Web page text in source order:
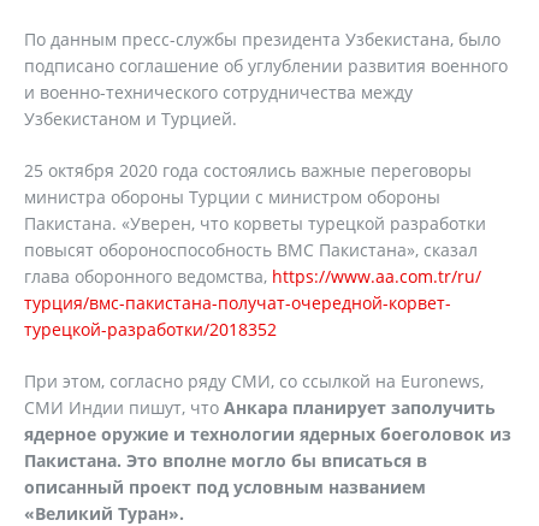
По данным пресс-службы президента Узбекистана, было
подписано соглашение об углублении развития военного
и военно-технического сотрудничества между
Узбекистаном и Турцией.
25 октября 2020 года состоялись важные переговоры
министра обороны Турции с министром обороны
Пакистана. «Уверен, что корветы турецкой разработки
повысят обороноспособность ВМС Пакистана», сказал
глава оборонного ведомства, https://www.aa.com.tr/ru/
турция/вмс-пакистана-получат-очередной-корвет-
турецкой-разработки/2018352
При этом, согласно ряду СМИ, со ссылкой на Euronews,
СМИ Индии пишут, что Анкара планирует заполучить
ядерное оружие и технологии ядерных боеголовок из
Пакистана. Это вполне могло бы вписаться в
описанный проект под условным названием
«Великий Туран».